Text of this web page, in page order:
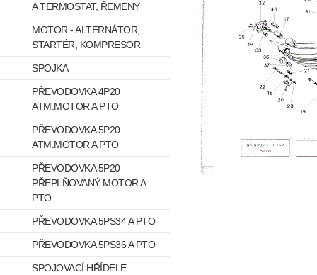
A TERMOSTAT, ŘEMENY
MOTOR - ALTERNÁTOR,
STARTÉR, KOMPRESOR
SPOJKA
PŘEVODOVKA 4P20
ATM.MOTOR A PTO
PŘEVODOVKA 5P20
ATM.MOTOR A PTO
PŘEVODOVKA 5P20
PŘEPLŇOVANÝ MOTOR A
PTO
PŘEVODOVKA 5PS34 A PTO
PŘEVODOVKA 5PS36 A PTO
SPOJOVACÍ HŘÍDELE